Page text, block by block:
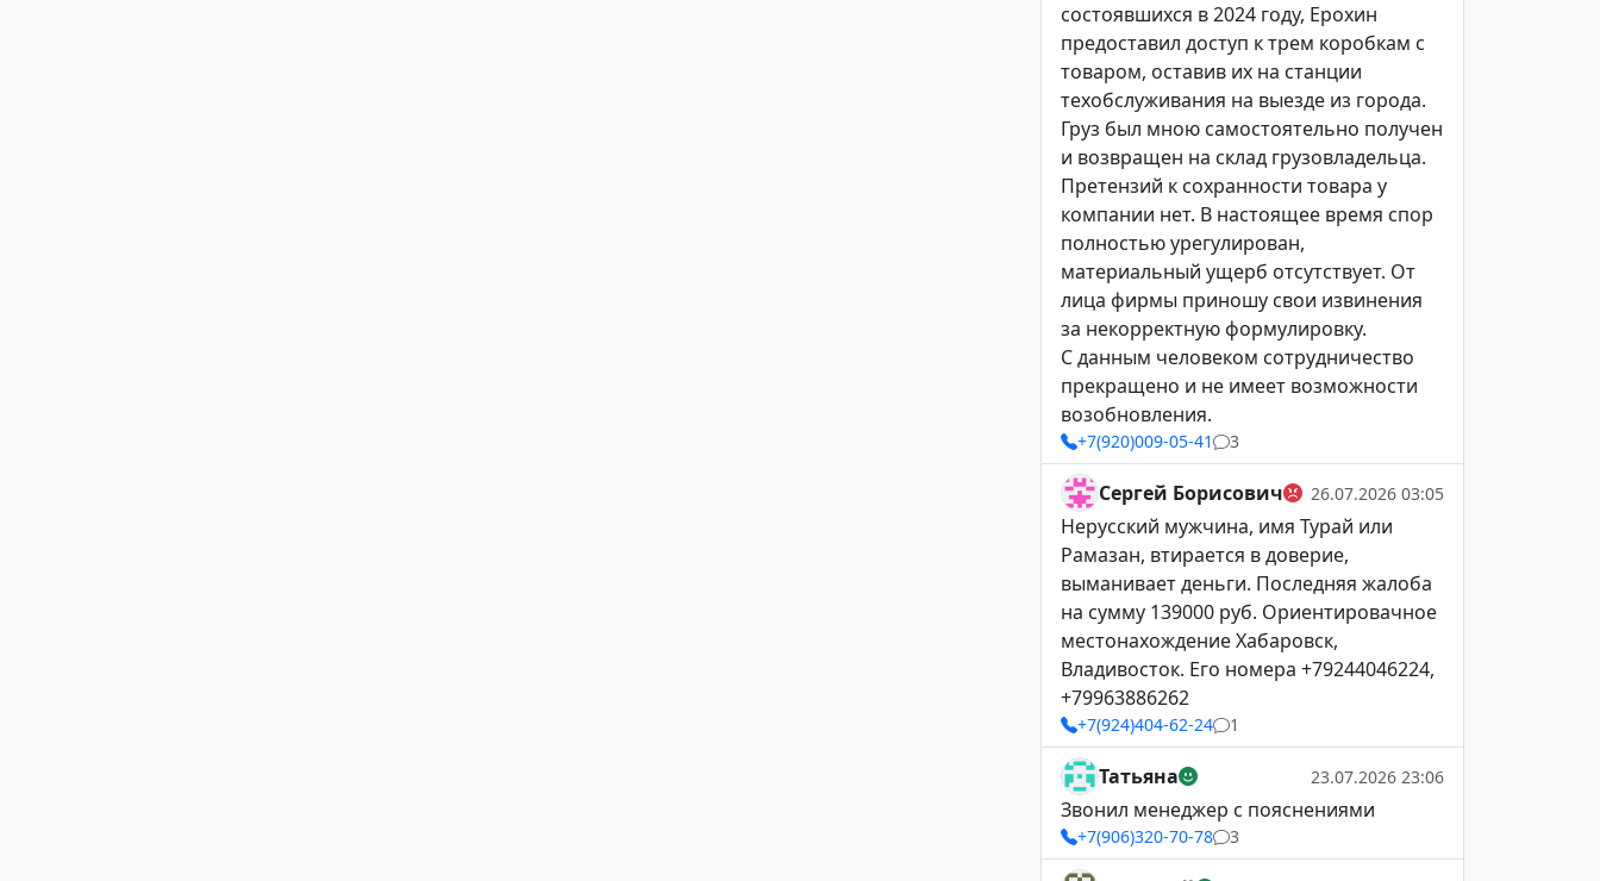
состоявшихся в 2024 году, Ерохин
предоставил доступ к трем коробкам с
товаром, оставив их на станции
техобслуживания на выезде из города.
Груз был мною самостоятельно получен
и возвращен на склад грузовладельца.
Претензий к сохранности товара у
компании нет. В настоящее время спор
полностью урегулирован,
материальный ущерб отсутствует. От
лица фирмы приношу свои извинения
за некорректную формулировку.
С данным человеком сотрудничество
прекращено и не имеет возможности
возобновления.
+7(920)009-05-41 3
Сергей Борисович 26.07.2026 03:05
Нерусский мужчина, имя Турай или
Рамазан, втирается в доверие,
выманивает деньги. Последняя жалоба
на сумму 139000 руб. Ориентировачное
местонахождение Хабаровск,
Владивосток. Его номера +79244046224,
+79963886262
+7(924)404-62-24 1
Татьяна 23.07.2026 23:06
Звонил менеджер с пояснениями
+7(906)320-70-78 3